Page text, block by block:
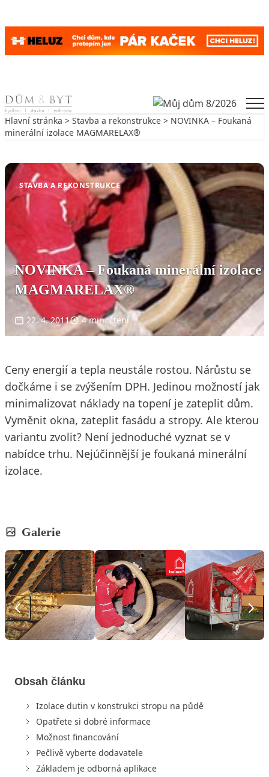
Skip to content
Hlavní stránka > Stavba a rekonstrukce > NOVINKA – Foukaná
minerální izolace MAGMARELAX®
STAVBA A REKONSTRUKCE
NOVINKA – Foukaná minerální izolace
MAGMARELAX®
22. 4. 2011 4 min. čtení
Ceny energií a tepla neustále rostou. Nárůstu se
dočkáme i se zvýšením DPH. Jedinou možností jak
minimalizovat náklady na topení je zateplit dům.
Vyměnit okna, zateplit fasádu a stropy. Ale kterou
variantu zvolit? Není jednoduché vyznat se v
nabídce trhu. Nejúčinnější je foukaná minerální
izolace.
Galerie
Obsah článku
Izolace dutin v konstrukci stropu na půdě
Opatřete si dobré informace
Možnost financování
Pečlivě vyberte dodavatele
Základem je odborná aplikace